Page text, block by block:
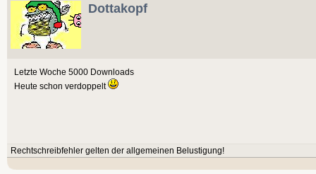
Dottakopf
Letzte Woche 5000 Downloads
Heute schon verdoppelt
Rechtschreibfehler gelten der allgemeinen Belustigung!